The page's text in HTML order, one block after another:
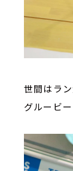
世間はラ
グルービ